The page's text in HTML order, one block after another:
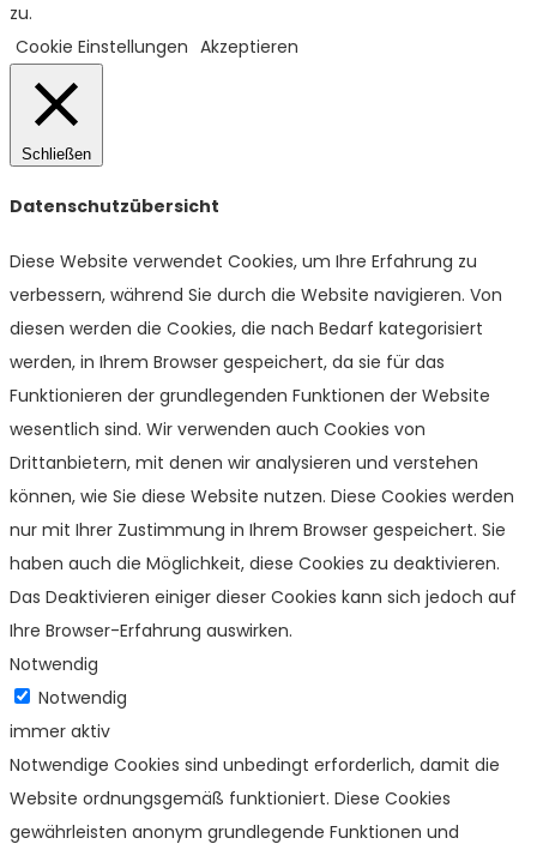
zu.
Cookie Einstellungen Akzeptieren
Schließen
Datenschutzübersicht
Diese Website verwendet Cookies, um Ihre Erfahrung zu
verbessern, während Sie durch die Website navigieren. Von
diesen werden die Cookies, die nach Bedarf kategorisiert
werden, in Ihrem Browser gespeichert, da sie für das
Funktionieren der grundlegenden Funktionen der Website
wesentlich sind. Wir verwenden auch Cookies von
Drittanbietern, mit denen wir analysieren und verstehen
können, wie Sie diese Website nutzen. Diese Cookies werden
nur mit Ihrer Zustimmung in Ihrem Browser gespeichert. Sie
haben auch die Möglichkeit, diese Cookies zu deaktivieren.
Das Deaktivieren einiger dieser Cookies kann sich jedoch auf
Ihre Browser-Erfahrung auswirken.
Notwendig
Notwendig
immer aktiv
Notwendige Cookies sind unbedingt erforderlich, damit die
Website ordnungsgemäß funktioniert. Diese Cookies
gewährleisten anonym grundlegende Funktionen und